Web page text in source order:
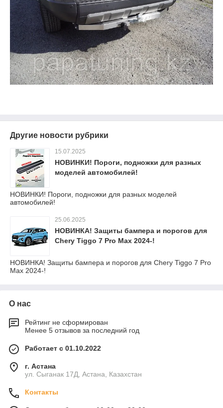
Другие новости рубрики
15.07.2025
НОВИНКИ! Пороги, подножки для разных
моделей автомобилей!
НОВИНКИ! Пороги, подножки для разных моделей
автомобилей!
25.06.2025
НОВИНКА! Защиты бампера и порогов для
Chery Tiggo 7 Pro Max 2024-!
НОВИНКА! Защиты бампера и порогов для Chery Tiggo 7 Pro
Max 2024-!
О нас
Рейтинг не сформирован
Менее 5 отзывов за последний год
Работает с 01.10.2022
г. Астана
ул. Сыганак 17Д, Астана, Казахстан
Контакты